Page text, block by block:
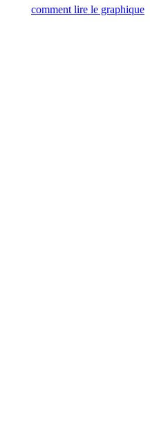
comment lire le graphique